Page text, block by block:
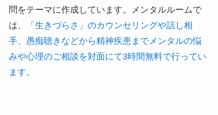
問をテーマに作成しています。メンタルルームで
は、
「生きづらさ」のカウンセリングや話し相
手、愚痴聴きなどから精神疾患までメンタルの悩
みや心理のご相談を対面にて3時間無料で行ってい
ます。